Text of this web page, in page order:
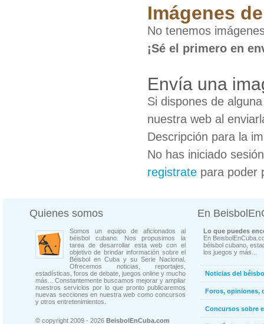
Imágenes
No tenemos
¡Sé el primero en
Envía una
Si dispones de
nuestra web al
Descripción para la
No has iniciado
registrate para poder
Quienes somos
Somos un equipo de aficionados al
béisbol cubano. Nos propusimos la
tarea de desarrollar esta web con el
objetivo de brindar información sobre el
Béisbol en Cuba y su Serie Nacional.
Ofrecemos noticias, reportajes,
estadísticas, foros de debate, juegos online y mucho
más... Constantemente buscamos mejorar y ampliar
nuestros servicios por lo que pronto publicaremos
nuevas secciones en nuestra web como concursos
y otros entretenimientos.
© copyright 2009 - 2026 BeisbolEnCuba.com
En
Lo que puedes
En
béisbol cubano,
los juegos y más...
Noticias del
Foros, opiniones,
Concursos sobre